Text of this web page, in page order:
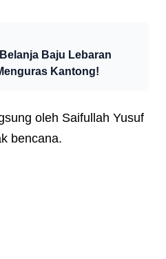
Baju Lebaran
Kantong!
oleh Saifullah Yusuf
bencana.